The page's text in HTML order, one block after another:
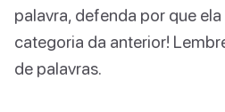
palavra, defenda por que
categoria da anterior!
de palavras.